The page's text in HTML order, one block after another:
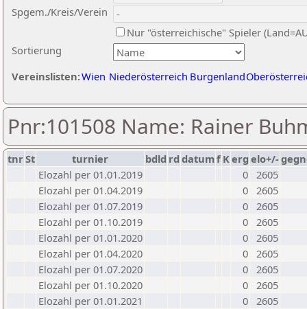
Sortierung
Spgem./Kreis/Verein
Nur "österreichische" Spieler
Vereinslisten:Wien Niederösterreich Burgenland
Pnr:101508 Name: Rainer
tnrSt turnier bdld rd datumf Kerg elo+/-
Elozahl per 01.01.2019
0 2605
Elozahl per 01.04.2019
0 2605
Elozahl per 01.07.2019
0 2605
Elozahl per 01.10.2019
0 2605
Elozahl per 01.01.2020
0 2605
Elozahl per 01.04.2020
0 2605
Elozahl per 01.07.2020
0 2605
Elozahl per 01.10.2020
0 2605
Elozahl per 01.01.2021
0 2605